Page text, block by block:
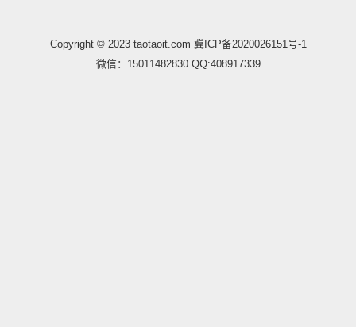
Copyright © 2023 taotaoit.com 冀ICP备2020026151号-1
微信：15011482830 QQ:408917339